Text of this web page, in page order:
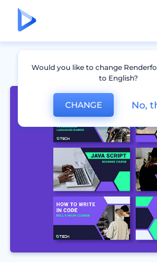
Would you like to change
to English?
CHANGE No,